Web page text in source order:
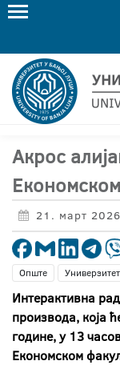
Акрос
21. март
Опште
Интерактивна
производа, која
године, у 13
Економском